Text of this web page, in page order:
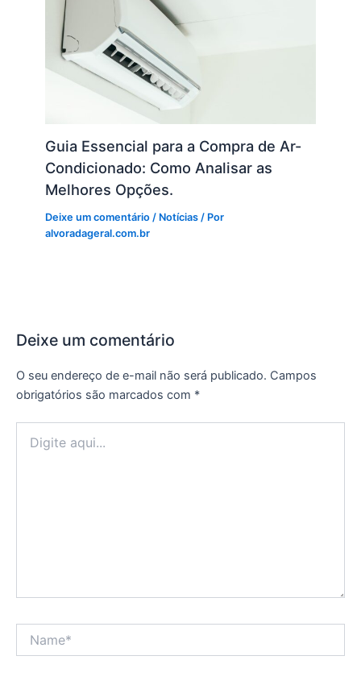
Guia Essencial para a Compra de Ar-
Condicionado: Como Analisar as
Melhores Opções.
Deixe um comentário / Notícias / Por
alvoradageral.com.br
Deixe um comentário
O seu endereço de e-mail não será publicado. Campos
obrigatórios são marcados com *
aqui...